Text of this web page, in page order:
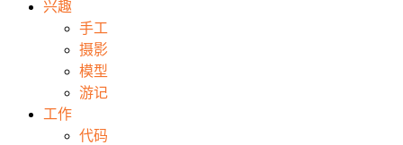
兴趣
手工
摄影
模型
游记
工作
代码